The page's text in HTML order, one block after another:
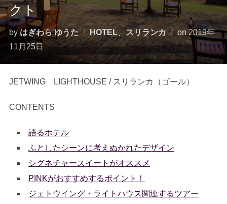
クト
byはぎわら ゆうた HOTEL、 スリランカ on 投
稿
日:
2019年
11月25日
JETWING LIGHTHOUSE / スリランカ（ゴール）
CONTENTS
語るホテル
ふとしたシーンに考えぬかれたデザイン
シグネチャースイートがオススメ
PINKがおすすめするポイント！
ジェトウイング・ライトハウス関連するツアー